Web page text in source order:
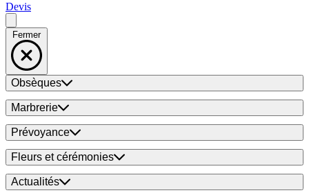
Devis
Fermer
Obsèques
Marbrerie
Prévoyance
Fleurs et cérémonies
Actualités